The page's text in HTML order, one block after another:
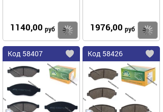
1140,00 руб Купить
1976,00 руб
Код 58407
Добавить
в
избранное
Код 58426
в